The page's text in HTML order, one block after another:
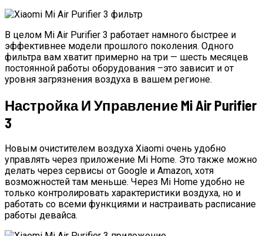
В целом Mi Air Purifier 3 работает намного быстрее и
эффективнее модели прошлого поколения. Одного
фильтра вам хватит примерно на три — шесть месяцев
постоянной работы оборудования –это зависит и от
уровня загрязнения воздуха в вашем регионе.
Настройка И Управление Mi Air Purifier
3
Новым очистителем воздуха Xiaomi очень удобно
управлять через приложение Mi Home. Это также можно
делать через сервисы от Google и Amazon, хотя
возможностей там меньше. Через Mi Home удобно не
только контролировать характеристики воздуха, но и
работать со всеми функциями и настраивать расписание
работы девайса.